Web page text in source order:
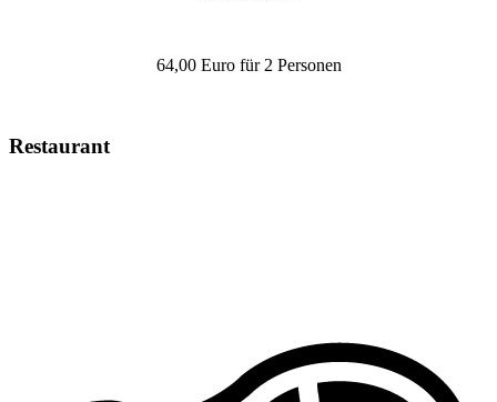
64,00 Euro für 2 Personen
Restaurant